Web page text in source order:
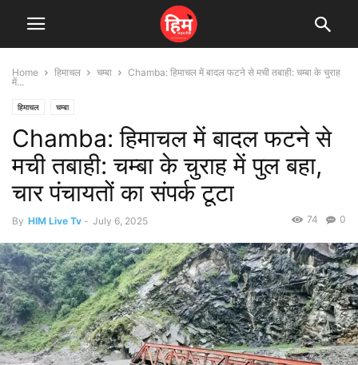
Home हिमाचल चम्बा
Chamba: हिमाचल में बादल फटने से मची तबाही: चम्बा के चुराह
में...
हिमाचल चम्बा
Chamba: हिमाचल में बादल फटने से
मची तबाही: चम्बा के चुराह में पुल बहा,
चार पंचायतों का संपर्क टूटा
By HIM Live Tv - July 6, 2025 0
74